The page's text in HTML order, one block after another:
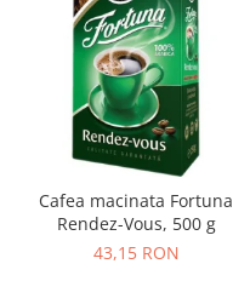
Cafea macinata Fortuna
Rendez-Vous, 500 g
43,15 RON